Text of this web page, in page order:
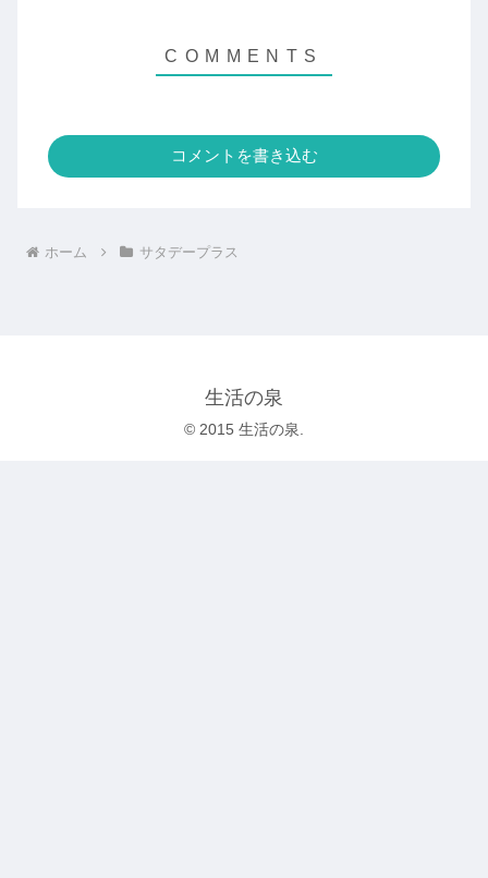
コメントを書き込む
ホーム サタデープラス
生活の泉
© 2015 生活の泉.